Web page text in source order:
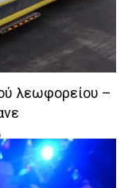
λεωφορείου –